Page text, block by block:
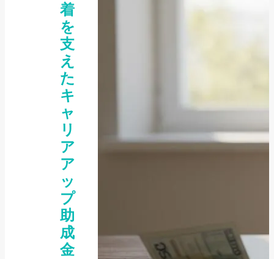
着
を
支
え
た
キ
ャ
リ
ア
ア
ッ
プ
助
成
金